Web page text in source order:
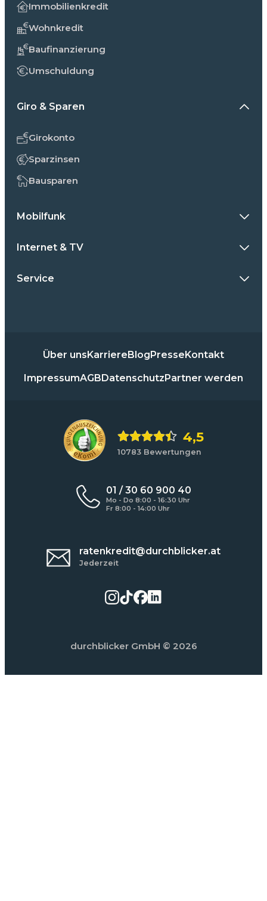
Immobilienkredit
Wohnkredit
Baufinanzierung
Umschuldung
Giro & Sparen
Girokonto
Sparzinsen
Bausparen
Mobilfunk
Internet & TV
Service
Über unsKarriereBlogPresseKontakt
ImpressumAGBDatenschutzPartner werden
4,5
10783 Bewertungen
01 / 30 60 900 40
Mo - Do 8:00 - 16:30 Uhr
Fr 8:00 - 14:00 Uhr
ratenkredit@durchblicker.at
Jederzeit
durchblicker GmbH © 2026